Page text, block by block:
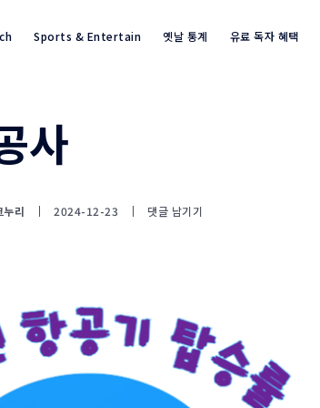
Sports & Entertain 옛날 통계 유료 독자 혜택
사
누리 2024-12-23 댓글 남기기